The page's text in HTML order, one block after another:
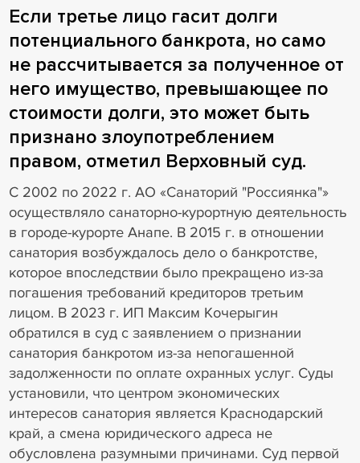
Если третье лицо гасит долги
потенциального банкрота, но само
не рассчитывается за полученное от
него имущество, превышающее по
стоимости долги, это может быть
признано злоупотреблением
правом, отметил Верховный суд.
С 2002 по 2022 г. АО «Санаторий "Россиянка"»
осуществляло санаторно-курортную деятельность
в городе-курорте Анапе. В 2015 г. в отношении
санатория возбуждалось дело о банкротстве,
которое впоследствии было прекращено из-за
погашения требований кредиторов третьим
лицом. В 2023 г. ИП Максим Кочерыгин
обратился в суд с заявлением о признании
санатория банкротом из-за непогашенной
задолженности по оплате охранных услуг. Суды
установили, что центром экономических
интересов санатория является Краснодарский
край, а смена юридического адреса не
обусловлена разумными причинами. Суд первой